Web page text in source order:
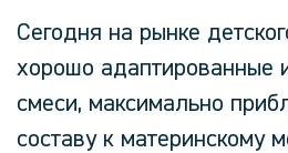
Сегодня на рынке
хорошо адаптированные
смеси, максимально
составу к материнскому